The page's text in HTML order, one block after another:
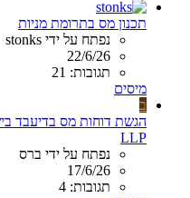
תכנון מס בתרומת מניות
נפתח על ידי stonks
22/6/26
תגובות: 21
מיסים
ב
הגשת דוחות מס בדיעבד
LLP
נפתח על ידי ברס
17/6/26
תגובות: 4